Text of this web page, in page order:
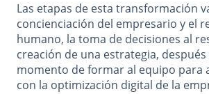
Las etapas de esta transformación
concienciación del empresario y el
humano, la toma de decisiones al
creación de una estrategia, después
momento de formar al equipo para
con la optimización digital de la